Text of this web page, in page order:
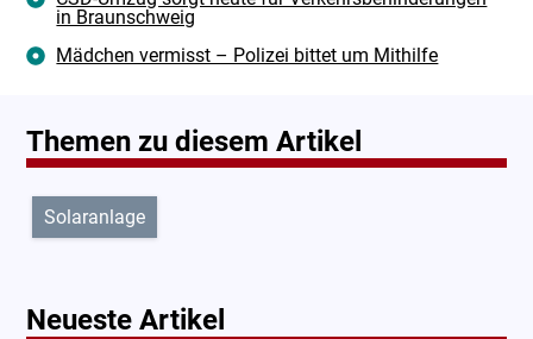
in Braunschweig
Mädchen vermisst – Polizei bittet um Mithilfe
Themen zu diesem Artikel
Solaranlage
Neueste Artikel